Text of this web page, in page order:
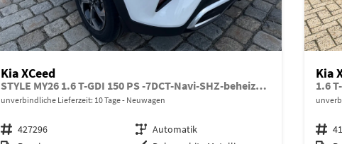
Kia XCeed
STYLE MY26 1.6 T-GDI 150 PS -7DCT-Navi-SHZ-beheizbares Lenkrad-Klimaautomatik 2Zonen-LED-Kamera-PDC-16"Alu-Sofort
unverbindliche Lieferzeit: 10 Tage Neuwagen
Fahrzeugnr. 427296 Getriebe Automatik
Kia
Fahrzeugnr.